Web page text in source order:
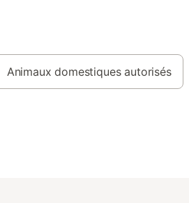
Animaux domestiques autorisés